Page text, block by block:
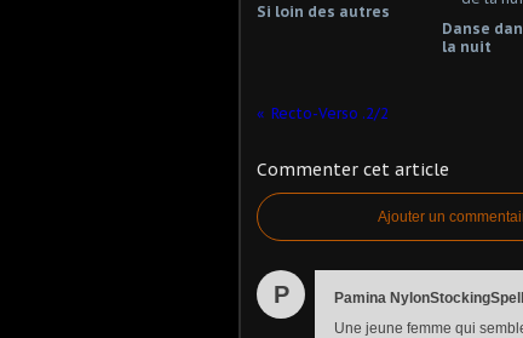
Si loin des autres
Danse
la nuit
Recto-Verso .2/2
Commenter cet article
Ajouter un
P Pamina NylonStockingSpell
Une jeune femme qui